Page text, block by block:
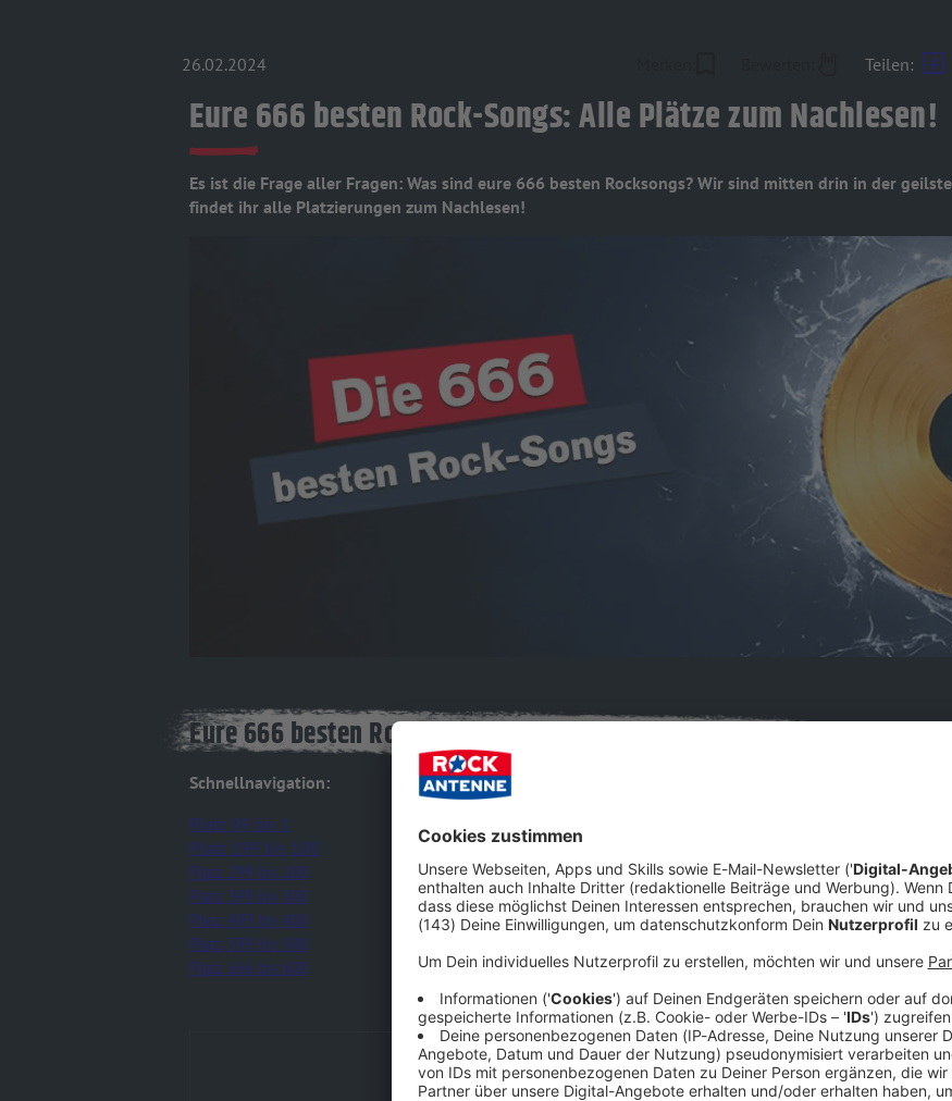
26.02.2024 Teilen:
Eure 666 besten Rock-Songs: Alle Plätze zum Nachlesen!
Es ist die Frage aller Fragen: Was sind eure 666 besten Rocksongs? Wir sind mitten drin in der
findet ihr alle Platzierungen zum Nachlesen!
Eure 666 besten Rock-Songs: Alle Plätze zum Nachlesen!
Schnellnavigation:
Platz 99 bis 1
Platz 199 bis 100
Platz 299 bis 200
Platz 399 bis 300
Platz 499 bis 400
Platz 599 bis 500
Platz 666 bis 600